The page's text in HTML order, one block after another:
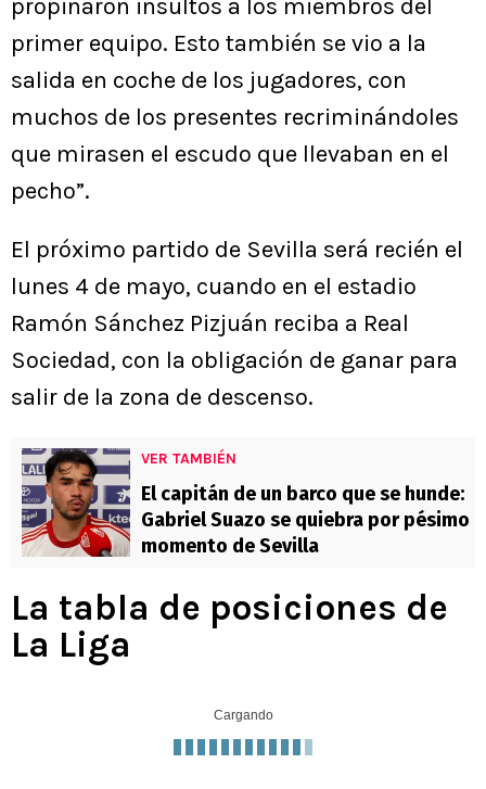
propinaron insultos a los miembros del
primer equipo. Esto también se vio a la
salida en coche de los jugadores, con
muchos de los presentes recriminándoles
que mirasen el escudo que llevaban en el
pecho”.
El próximo partido de Sevilla será recién el
lunes 4 de mayo, cuando en el estadio
Ramón Sánchez Pizjuán reciba a Real
Sociedad, con la obligación de ganar para
salir de la zona de descenso.
VER TAMBIÉN
El capitán de un barco que se hunde:
Gabriel Suazo se quiebra por pésimo
momento de Sevilla
La tabla de posiciones de
La Liga
Cargando